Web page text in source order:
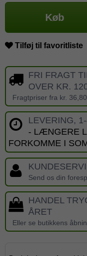
Køb
Tilføj til favoritliste
FRI FRAGT
OVER KR.
Fragtpriser fra kr.
LEVERING,
- LÆNGERE
FORKOMME I
Send os din
HANDEL
ÅRET
Eller se butikkens